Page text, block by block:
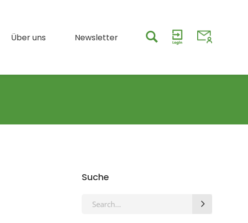
Über uns Newsletter
Suche
Search